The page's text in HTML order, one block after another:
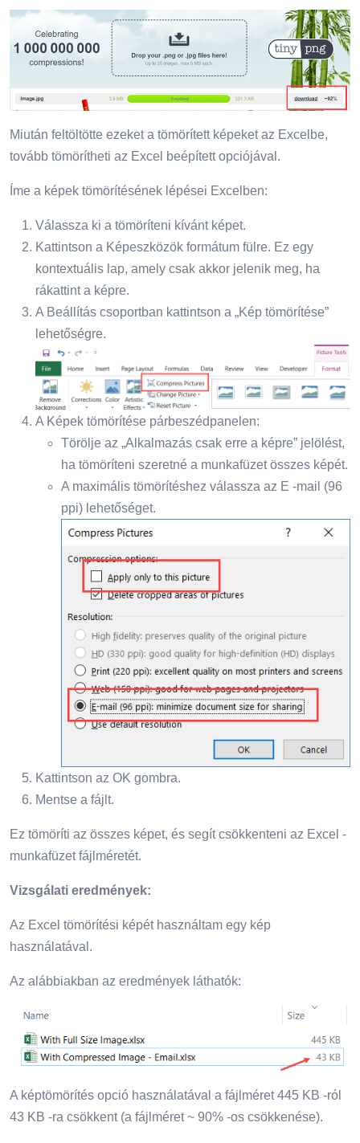
Miután feltöltötte ezeket a tömörített képeket az Excelbe,
tovább tömörítheti az Excel beépített opciójával.
Íme a képek tömörítésének lépései Excelben:
Válassza ki a tömöríteni kívánt képet.
Kattintson a Képeszközök formátum fülre. Ez egy
kontextuális lap, amely csak akkor jelenik meg, ha
rákattint a képre.
A Beállítás csoportban kattintson a „Kép tömörítése”
lehetőségre.
A Képek tömörítése párbeszédpanelen:
Törölje az „Alkalmazás csak erre a képre” jelölést,
ha tömöríteni szeretné a munkafüzet összes képét.
A maximális tömörítéshez válassza az E -mail (96
ppi) lehetőséget.
Kattintson az OK gombra.
Mentse a fájlt.
Ez tömöríti az összes képet, és segít csökkenteni az Excel -
munkafüzet fájlméretét.
Vizsgálati eredmények:
Az Excel tömörítési képét használtam egy kép
használatával.
Az alábbiakban az eredmények láthatók:
A képtömörítés opció használatával a fájlméret 445 KB -ról
43 KB -ra csökkent (a fájlméret ~ 90% -os csökkenése).